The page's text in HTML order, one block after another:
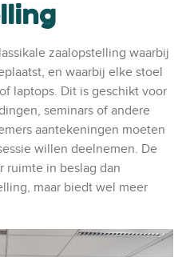
zaalopstelling waarbij
en waarbij elke stoel
laptops. Dit is geschikt voor
seminars of andere
aantekeningen moeten
willen deelnemen. De
ruimte in beslag dan
maar biedt wel meer